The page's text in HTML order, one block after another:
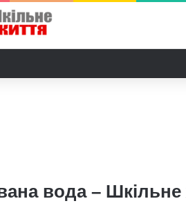
вода – Шкільне